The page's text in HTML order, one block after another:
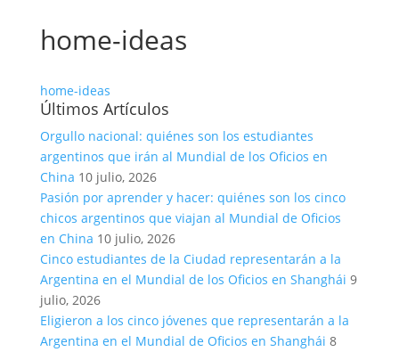
home-ideas
home-ideas
Últimos Artículos
Orgullo nacional: quiénes son los estudiantes
argentinos que irán al Mundial de los Oficios en
China 10 julio, 2026
Pasión por aprender y hacer: quiénes son los cinco
chicos argentinos que viajan al Mundial de Oficios
en China 10 julio, 2026
Cinco estudiantes de la Ciudad representarán a la
Argentina en el Mundial de los Oficios en Shanghái 9
julio, 2026
Eligieron a los cinco jóvenes que representarán a la
Argentina en el Mundial de Oficios en Shanghái 8